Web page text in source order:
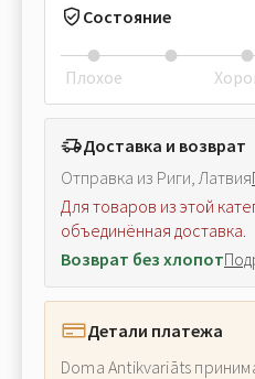
Состояние
Плохое
Доставка и возврат
Отправка из Риги, Латвия
Для товаров из этой
объединённая доставка.
Возврат без хлопот
Детали платежа
Doma Antikvariāts